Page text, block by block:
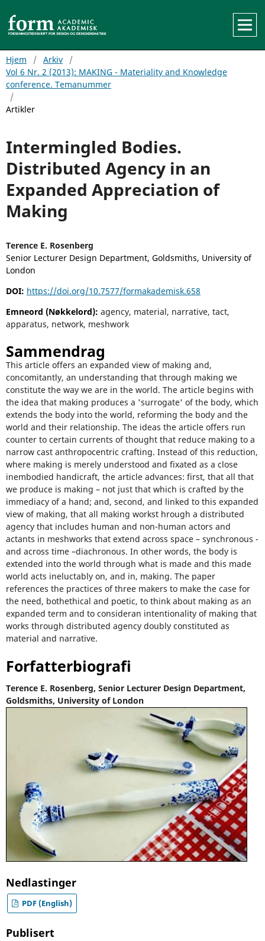
Hjem / Arkiv
/
Vol 6 Nr. 2 (2013): MAKING - Materiality and Knowledge
conference. Temanummer
/
Artikler
Intermingled Bodies.
Distributed Agency in an
Expanded Appreciation of
Making
Terence E. Rosenberg
Senior Lecturer Design Department, Goldsmiths, University of
London
DOI: https://doi.org/10.7577/formakademisk.658
Emneord (Nøkkelord): agency, material, narrative, tact,
apparatus, network, meshwork
Sammendrag
This article offers an expanded view of making and,
concomitantly, an understanding that through making we
constitute the way we are in the world. The article begins with
the idea that making produces a 'surrogate' of the body, which
extends the body into the world, reforming the body and the
world and their relationship. The ideas the article offers run
counter to certain currents of thought that reduce making to a
narrow cast anthropocentric crafting. Instead of this reduction,
where making is merely understood and fixated as a close
inembodied handicraft, the article advances: first, that all that
we produce is making – not just that which is crafted by the
immediacy of a hand; and, second, and linked to this expanded
view of making, that all making workst hrough a distributed
agency that includes human and non-human actors and
actants in meshworks that extend across space – synchronous -
and across time –diachronous. In other words, the body is
extended into the world through what is made and this made
world acts ineluctably on, and in, making. The paper
references the practices of three makers to make the case for
the need, bothethical and poetic, to think about making as an
expanded term and to consideran intentionality of making that
works through distributed agency doubly constituted as
material and narrative.
Forfatterbiografi
Terence E. Rosenberg, Senior Lecturer Design Department,
Goldsmiths, University of London
Nedlastinger
PDF (English)
Publisert